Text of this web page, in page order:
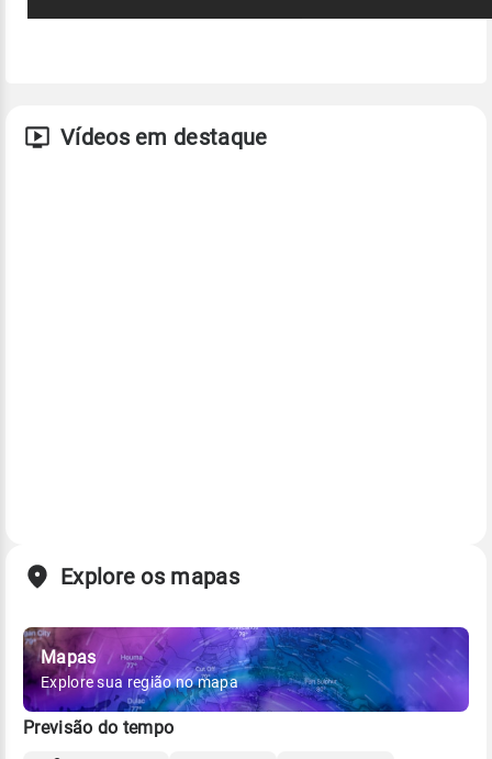
Vídeos em destaque
Explore os mapas
Mapas
Explore sua região no mapa
Previsão do tempo